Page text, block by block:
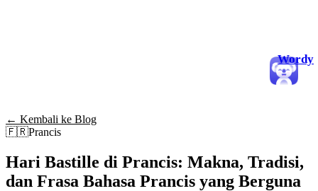
Wordy
← Kembali ke Blog
🇫🇷Prancis
Hari Bastille di Prancis: Makna, Tradisi,
dan Frasa Bahasa Prancis yang Berguna